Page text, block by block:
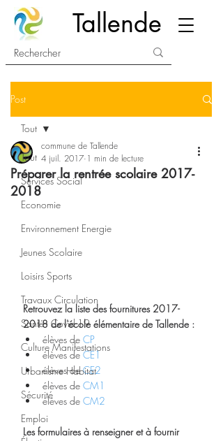
Tallende
Post
Tout
Services Social
Economie
Environnement Energie
Jeunes Scolaire
Loisirs Sports
Travaux Circulation
Santé - Covid-19
Culture Manifestations
Urbanisme Habitat
Sécurité
Emploi
Tout
Préparer la rentrée scolaire 2017-
2018
commune de Tallende
4 juil. 2017 1 min de lecture
Retrouvez la liste des fournitures 2017-
2018 de l'école élémentaire de Tallende :
élèves de CP
élèves de CE1
élèves de CE2
élèves de CM1
élèves de CM2
Les formulaires à renseigner et à fournir